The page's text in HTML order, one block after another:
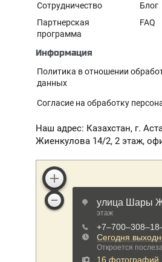
Сотрудничество
Партнерская
программа
Блог
FAQ
Информация
Политика в отношении
данных
Согласие на обработку
Наш адрес: Казахстан, г.
Жиенкулова 14/2, 2 этаж,